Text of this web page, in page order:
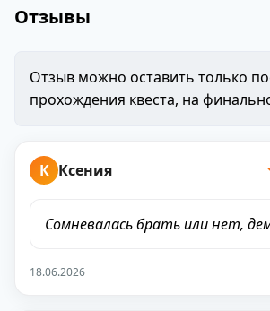
Отзывы
Отзыв можно оставить только
прохождения квеста, на
К Ксения
Сомневалась брать или нет,
18.06.2026